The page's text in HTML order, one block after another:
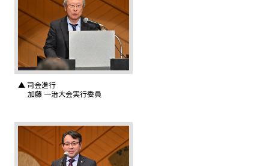
▲ 司会進行
加藤 一治大会実行委員